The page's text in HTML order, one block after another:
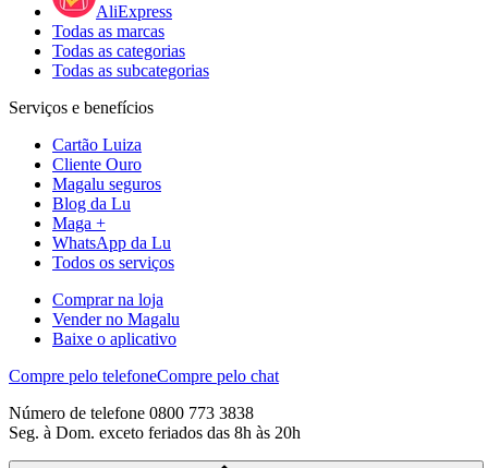
AliExpress
Todas as marcas
Todas as categorias
Todas as subcategorias
Serviços e benefícios
Cartão Luiza
Cliente Ouro
Magalu seguros
Blog da Lu
Maga +
WhatsApp da Lu
Todos os serviços
Comprar na loja
Vender no Magalu
Baixe o aplicativo
Compre pelo telefoneCompre pelo chat
Número de telefone 0800 773 3838
Seg. à Dom. exceto feriados das 8h às 20h